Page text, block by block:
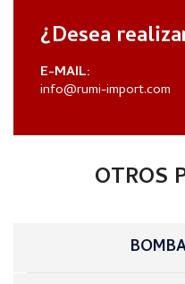
¿Desea
E-MAIL:
info@rumi-import.com
OTROS